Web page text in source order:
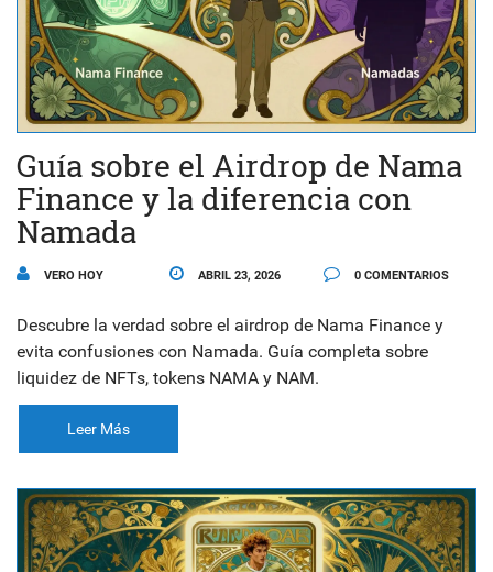
Guía sobre el Airdrop de Nama
Finance y la diferencia con
Namada
VERO HOY ABRIL 23, 2026 0 COMENTARIOS
Descubre la verdad sobre el airdrop de Nama Finance y
evita confusiones con Namada. Guía completa sobre
liquidez de NFTs, tokens NAMA y NAM.
Leer Más